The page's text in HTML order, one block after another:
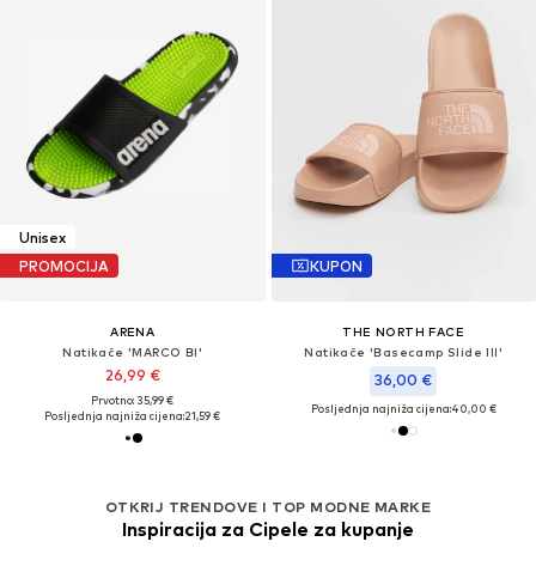
Unisex
PROMOCIJA
ARENA
Natikače 'MARCO BI'
26,99 €
Prvotno: 35,99 €
Posljednja najniža cijena:21,59 €
KUPON
THE NORTH FACE
Natikače 'Basecamp Slide III'
36,00 €
Posljednja najniža cijena:40,00 €
OTKRIJ TRENDOVE I TOP MODNE MARKE
Inspiracija za Cipele za kupanje